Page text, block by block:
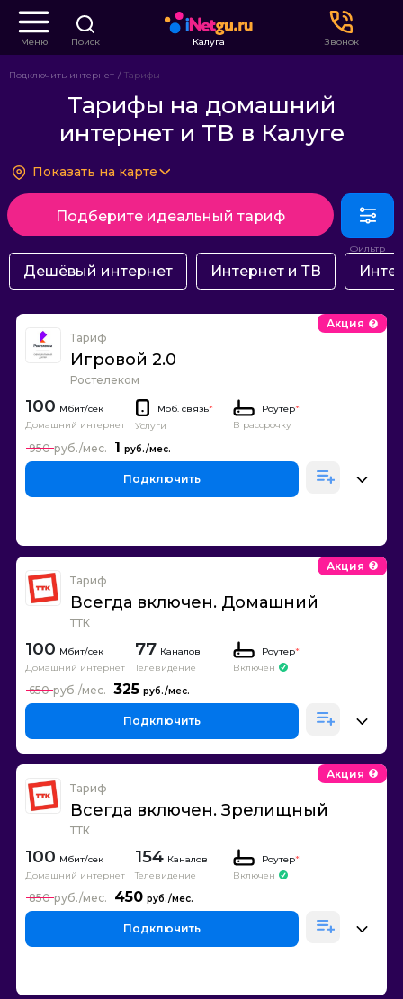
Меню Поиск Калуга Звонок
Подключить интернет Тарифы
Тарифы на домашний
интернет и ТВ в Калуге
Показать на карте
Подберите идеальный тариф
Дешёвый интернет Интернет и ТВ
Тариф
Игровой 2.0
Ростелеком
Акция
100
Домашний интернет
Моб. связь*
Услуги
Роутер*
В рассрочку
1
950
Подключить
Тариф
Всегда включен. Домашний
ТТК
Акция
100
Домашний интернет
77 Каналов
Телевидение
Роутер*
Включен
325
650
Подключить
Тариф
Всегда включен. Зрелищный
ТТК
Акция
100
Домашний интернет
154 Каналов
Телевидение
Роутер*
Включен
450
850
Подключить